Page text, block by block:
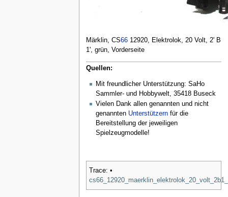
Märklin, CS6612920, Elektrolok, 20 Volt, 2' B
1', grün, Vorderseite
Quellen:
Mit freundlicher Unterstützung: SaHo
Sammler- und Hobbywelt, 35418 Buseck
Vielen Dank allen genannten und nicht
genannten Unterstützernfür die
Bereitstellung der jeweiligen
Spielzeugmodelle!
Trace: •